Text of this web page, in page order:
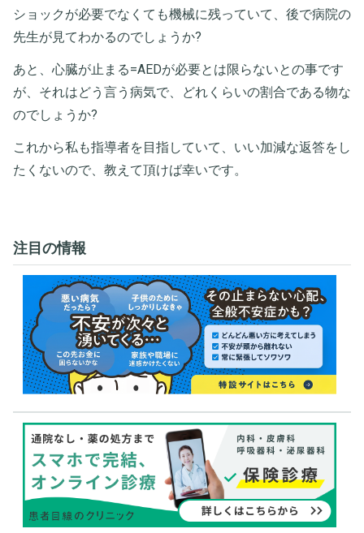
ショックが必要でなくても機械に残っていて、後で病院の
先生が見てわかるのでしょうか?
あと、心臓が止まる=AEDが必要とは限らないとの事です
が、それはどう言う病気で、どれくらいの割合である物な
のでしょうか?
これから私も指導者を目指していて、いい加減な返答をし
たくないので、教えて頂けば幸いです。
注目の情報